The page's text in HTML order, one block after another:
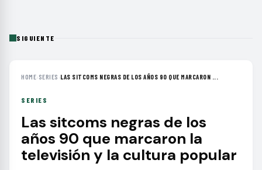
SIGUIENTE
HOME› SERIES ›LAS SITCOMS NEGRAS DE LOS AÑOS 90 QUE MARCARON ...
SERIES
Las sitcoms negras de los
años 90 que marcaron la
televisión y la cultura popular